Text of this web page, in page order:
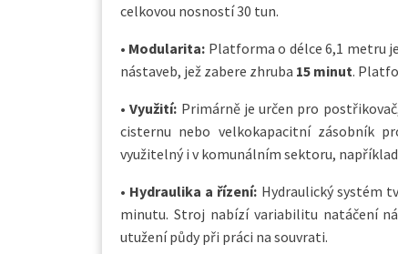
celkovou nosností 30 tun.
• Modularita: Platforma o délce 6,1 metru
nástaveb, jež zabere zhruba 15 minut.
•Využití: Primárně je určen pro
cisternu nebo velkokapacitní zásobník
využitelný i v komunálním sektoru,
• Hydraulika a řízení: Hydraulický systém
minutu. Stroj nabízí variabilitu natáčení
utužení půdy při práci na souvrati.